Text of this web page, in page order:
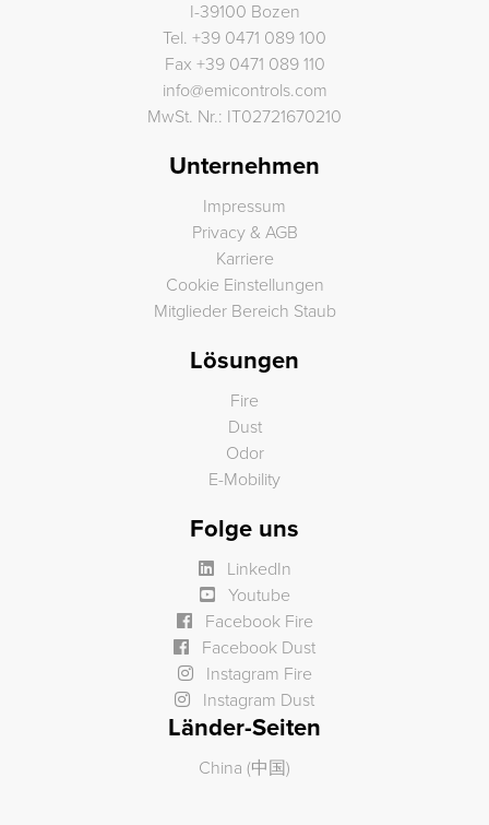
I-39100 Bozen
Tel. +39 0471 089 100
Fax +39 0471 089 110
info@emicontrols.com
MwSt. Nr.: IT02721670210
Unternehmen
Impressum
Privacy & AGB
Karriere
Cookie Einstellungen
Mitglieder Bereich Staub
Lösungen
Fire
Dust
Odor
E-Mobility
Folge uns
LinkedIn
Youtube
Facebook Fire
Facebook Dust
Instagram Fire
Instagram Dust
Länder-Seiten
China (中国)